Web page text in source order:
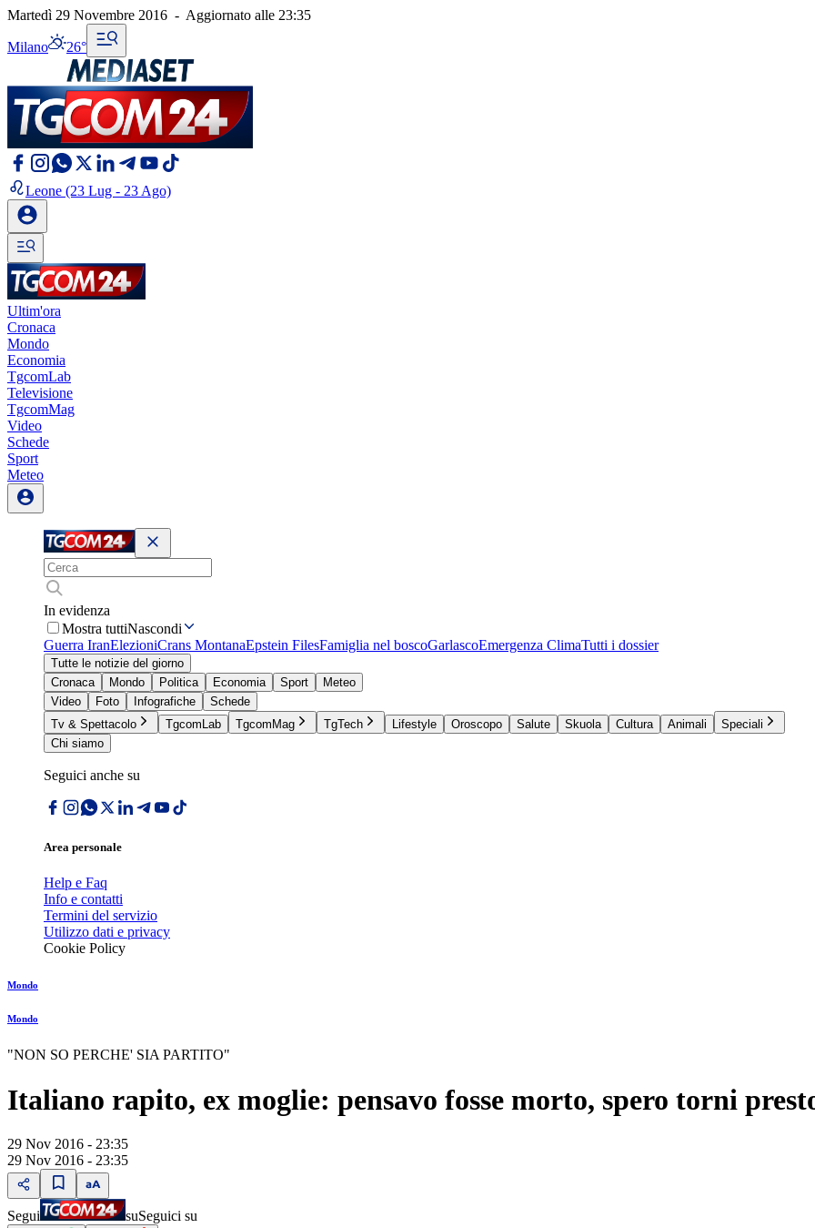
Martedì 29 Novembre 2016 - Aggiornato alle 23:35
Milano 26°
Leone (23 Lug - 23 Ago)
Ultim'ora
Cronaca
Mondo
Economia
TgcomLab
Televisione
TgcomMag
Video
Schede
Sport
Meteo
In evidenza
Mostra tuttiNascondi
Guerra IranElezioniCrans MontanaEpstein FilesFamiglia nel boscoGarlascoEmergenza ClimaTutti i dossier
Tutte le notizie del giorno
Cronaca
Mondo Politica Economia Sport
Meteo
Video
Foto Infografiche
Schede
Tv & Spettacolo
TgcomLab TgcomMag TgTech Lifestyle Oroscopo Salute Skuola Cultura Animali
Speciali
Chi siamo
Seguici anche su
Area personale
Help e Faq
Info e contatti
Termini del servizio
Utilizzo dati e privacy
Cookie Policy
Mondo
Mondo
"NON SO PERCHE' SIA PARTITO"
Italiano rapito, ex moglie: pensavo fosse morto, spero torni
29 Nov 2016 - 23:35
29 Nov 2016 - 23:35
Segui suSeguici su